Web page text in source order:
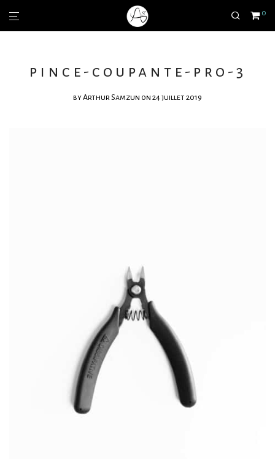
0
pince-coupante-pro-3
byArthur Samzun on 24 juillet 2019